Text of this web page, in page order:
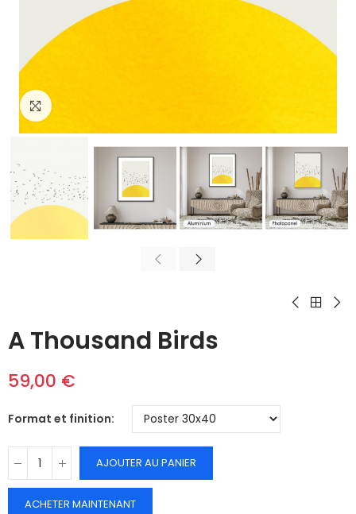
A Thousand Birds
59,00 €
Format et finition
AJOUTER AU PANIER
ACHETER MAINTENANT